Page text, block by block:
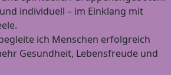
individuell – im Einklang mit
ich Menschen erfolgreich
Gesundheit, Lebensfreude und